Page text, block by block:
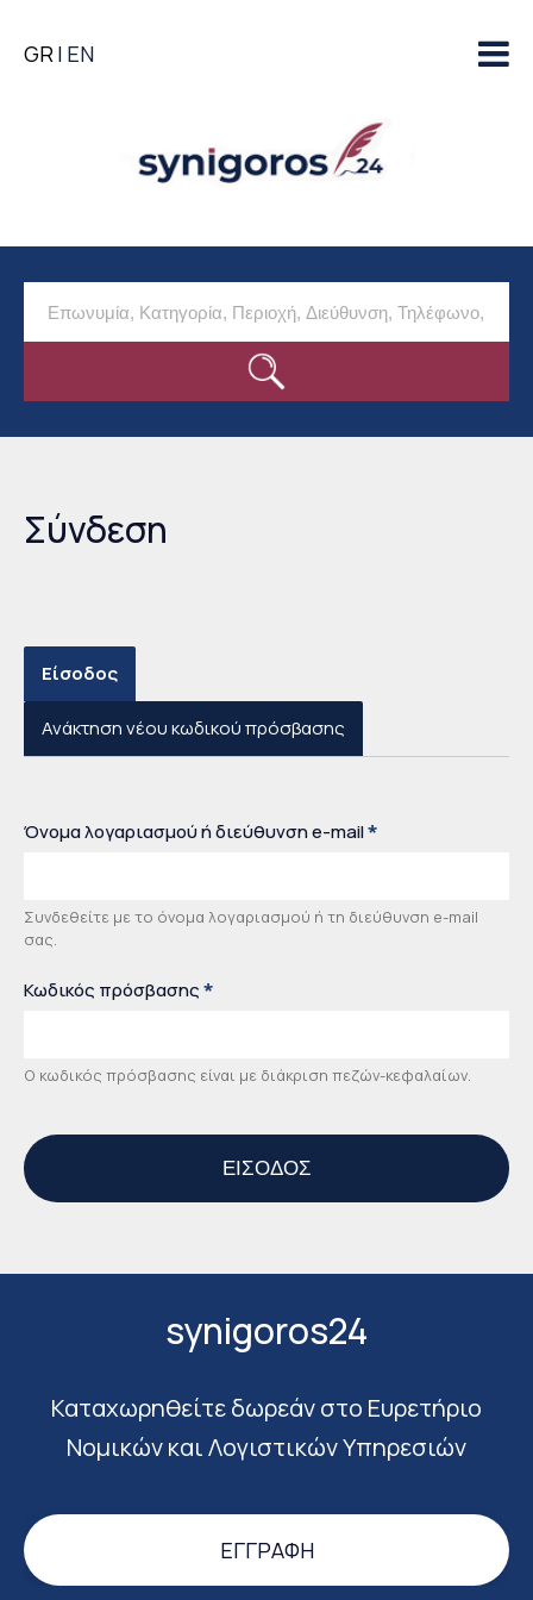
GR EN
Σύνδεση
Είσοδος
Ανάκτηση νέου κωδικού πρόσβασης
Όνομα λογαριασμού ή διεύθυνση e-mail*
Συνδεθείτε με το όνομα λογαριασμού ή τη διεύθυνση e-mail
σας.
Κωδικός πρόσβασης *
Ο κωδικός πρόσβασης είναι με διάκριση πεζών-κεφαλαίων.
synigoros24
Καταχωρηθείτε δωρεάν στο Ευρετήριο
Νομικών και Λογιστικών Υπηρεσιών
ΕΓΓΡΑΦΉ